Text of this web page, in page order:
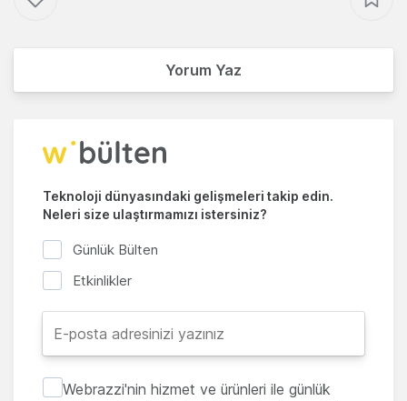
Yorum Yaz
Teknoloji dünyasındaki gelişmeleri takip edin.
Neleri size ulaştırmamızı istersiniz?
Günlük Bülten
Etkinlikler
Webrazzi'nin hizmet ve ürünleri ile günlük